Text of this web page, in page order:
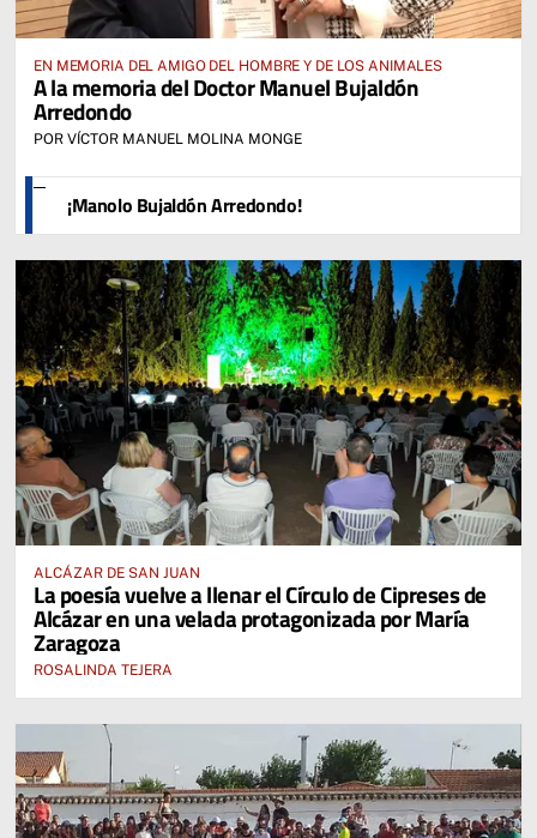
EN MEMORIA DEL AMIGO DEL HOMBRE Y DE LOS ANIMALES
A la memoria del Doctor Manuel Bujaldón
Arredondo
POR VÍCTOR MANUEL MOLINA MONGE
¡Manolo Bujaldón Arredondo!
ALCÁZAR DE SAN JUAN
La poesía vuelve a llenar el Círculo de Cipreses de
Alcázar en una velada protagonizada por María
Zaragoza
ROSALINDA TEJERA